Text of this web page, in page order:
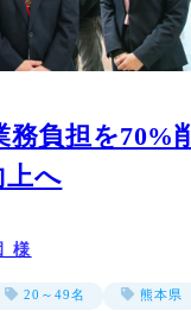
負担を70%
上へ
様
20～49名 熊本県